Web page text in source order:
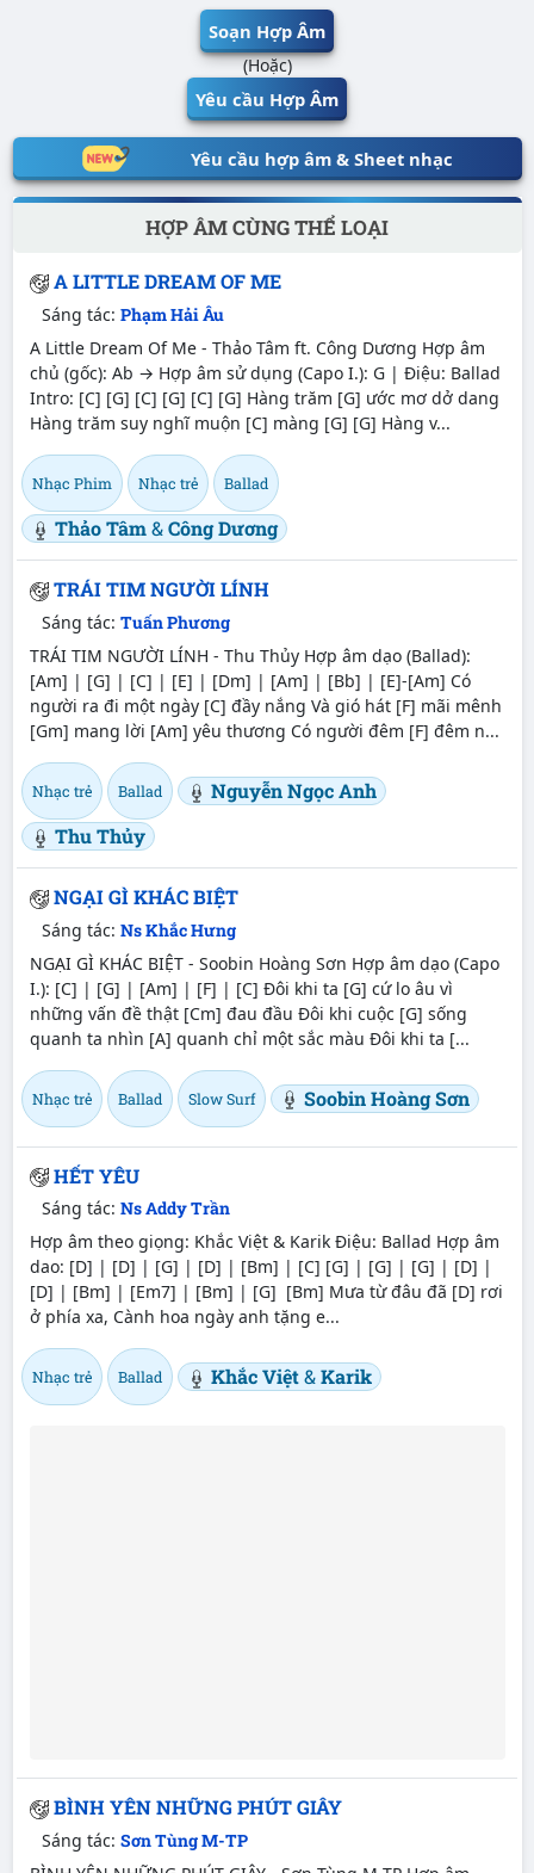
Soạn Hợp Âm
(Hoặc)
Yêu cầu Hợp Âm
Yêu cầu hợp âm & Sheet nhạc
HỢP ÂM CÙNG THỂ LOẠI
A LITTLE DREAM OF ME
Sáng tác: Phạm Hải Âu
A Little Dream Of Me - Thảo Tâm ft. Công Dương Hợp âm
chủ (gốc): Ab → Hợp âm sử dụng (Capo I.): G | Điệu: Ballad
Intro: [C] [G] [C] [G] [C] [G] Hàng trăm [G] ước mơ dở dang
Hàng trăm suy nghĩ muộn [C] màng [G] [G] Hàng v...
Nhạc Phim Nhạc trẻ Ballad
Thảo Tâm&Công Dương
TRÁI TIM NGƯỜI LÍNH
Sáng tác: Tuấn Phương
TRÁI TIM NGƯỜI LÍNH - Thu Thủy Hợp âm dạo (Ballad):
[Am] | [G] | [C] | [E] | [Dm] | [Am] | [Bb] | [E]-[Am] Có
người ra đi một ngày [C] đầy nắng Và gió hát [F] mãi mênh
[Gm] mang lời [Am] yêu thương Có người đêm [F] đêm n...
Nhạc trẻ Ballad
Nguyễn Ngọc Anh
Thu Thủy
NGẠI GÌ KHÁC BIỆT
Sáng tác: Ns Khắc Hưng
NGẠI GÌ KHÁC BIỆT - Soobin Hoàng Sơn Hợp âm dạo (Capo
I.): [C] | [G] | [Am] | [F] | [C] Đôi khi ta [G] cứ lo âu vì
những vấn đề thật [Cm] đau đầu Đôi khi cuộc [G] sống
quanh ta nhìn [A] quanh chỉ một sắc màu Đôi khi ta [...
Nhạc trẻ Ballad Slow Surf Soobin Hoàng Sơn
HẾT YÊU
Sáng tác: Ns Addy Trần
Hợp âm theo giọng: Khắc Việt & Karik Điệu: Ballad Hợp âm
dao: [D] | [D] | [G] | [D] | [Bm] | [C] [G] | [G] | [G] | [D] |
[D] | [Bm] | [Em7] | [Bm] | [G] [Bm] Mưa từ đâu đã [D] rơi
ở phía xa, Cành hoa ngày anh tặng e...
Nhạc trẻ Ballad Khắc Việt&Karik
BÌNH YÊN NHỮNG PHÚT GIÂY
Sáng tác: Sơn Tùng M-TP